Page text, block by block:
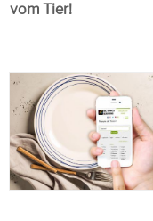
vom Tier!